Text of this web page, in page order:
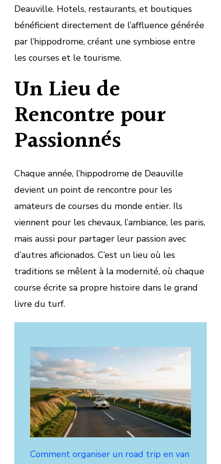
Deauville. Hotels, restaurants, et boutiques
bénéficient directement de l’affluence générée
par l’hippodrome, créant une symbiose entre
les courses et le tourisme.
Un Lieu de
Rencontre pour
Passionnés
Chaque année, l’hippodrome de Deauville
devient un point de rencontre pour les
amateurs de courses du monde entier. Ils
viennent pour les chevaux, l’ambiance, les paris,
mais aussi pour partager leur passion avec
d’autres aficionados. C’est un lieu où les
traditions se mêlent à la modernité, où chaque
course écrite sa propre histoire dans le grand
livre du turf.
Comment organiser un road trip en van